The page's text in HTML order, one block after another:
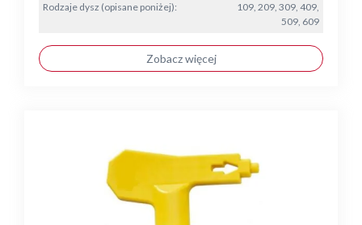
Rodzaje dysz (opisane poniżej):
109, 209, 309, 409,
509, 609
Zobacz więcej